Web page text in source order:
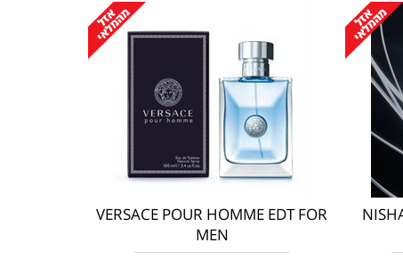
VERSACE POUR HOMME EDT FOR
MEN